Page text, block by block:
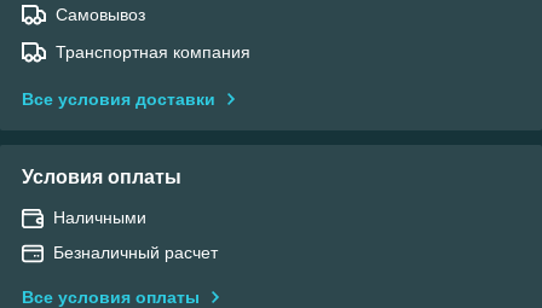
Самовывоз
Транспортная компания
Все условия доставки
Условия оплаты
Наличными
Безналичный расчет
Все условия оплаты